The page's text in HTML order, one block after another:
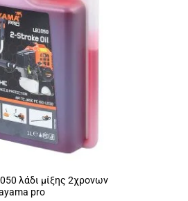
λάδι μίξης 2χρονων
pro